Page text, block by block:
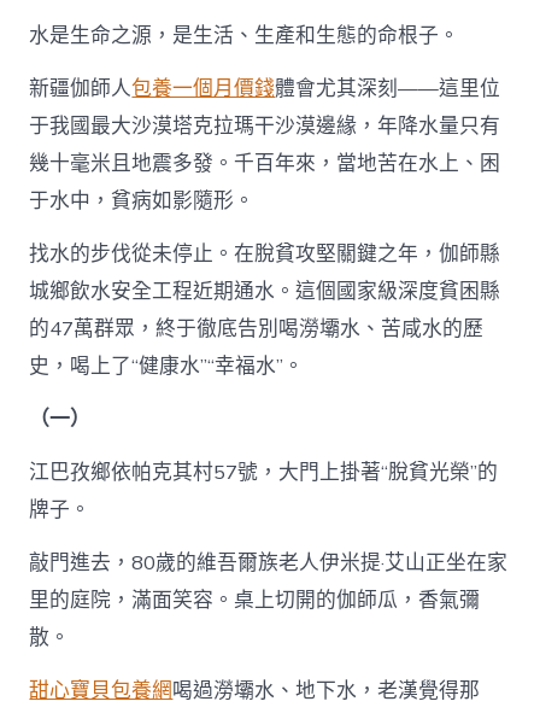
app
扶
門
戶〉
中
水是生命之源，是生活、生產和生態的命根子。
新疆伽師人包養一個月價錢體會尤其深刻——這里位
于我國最大沙漠塔克拉瑪干沙漠邊緣，年降水量只有
幾十毫米且地震多發。千百年來，當地苦在水上、困
于水中，貧病如影隨形。
找水的步伐從未停止。在脫貧攻堅關鍵之年，伽師縣
城鄉飲水安全工程近期通水。這個國家級深度貧困縣
的47萬群眾，終于徹底告別喝澇壩水、苦咸水的歷
史，喝上了“健康水”“幸福水”。
（一）
江巴孜鄉依帕克其村57號，大門上掛著“脫貧光榮”的
牌子。
敲門進去，80歲的維吾爾族老人伊米提·艾山正坐在家
里的庭院，滿面笑容。桌上切開的伽師瓜，香氣彌
散。
甜心寶貝包養網喝過澇壩水、地下水，老漢覺得那